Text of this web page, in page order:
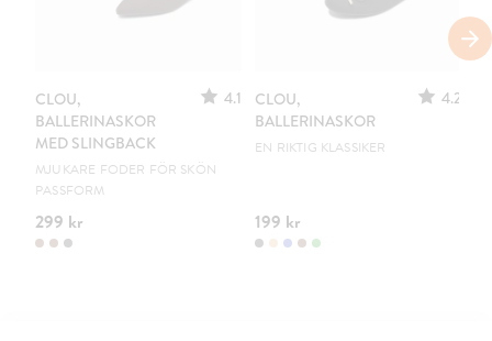
CLOU,
BALLERINASKOR
MED SLINGBACK
4.1
MJUKARE FODER FÖR SKÖN
PASSFORM
299 kr
CLOU,
BALLERINASKOR
4.2
EN RIKTIG KLASSIKER
199 kr